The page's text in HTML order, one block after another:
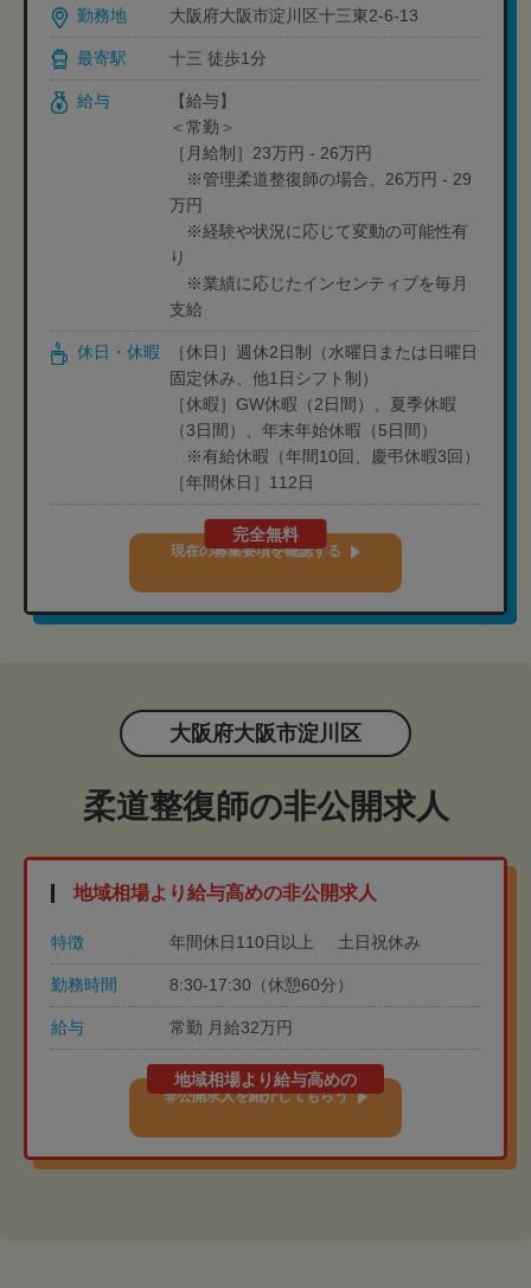
勤務地 大阪府大阪市淀川区十三東2-6-13
最寄駅 十三 徒歩1分
給与
【給与】
＜常勤＞
［月給制］23万円 - 26万円
※管理柔道整復師の場合、26万円 - 29
万円
※経験や状況に応じて変動の可能性有
り
※業績に応じたインセンティブを毎月
支給
休日・休暇
［休日］週休2日制（水曜日または日曜日
固定休み、他1日シフト制）
［休暇］GW休暇（2日間）、夏季休暇
（3日間）、年末年始休暇（5日間）
※有給休暇（年間10回、慶弔休暇3回）
［年間休日］112日
完全無料
現在の募集要項を確認する
大阪府大阪市淀川区
柔道整復師の非公開求人
地域相場より給与高めの非公開求人
特徴 年間休日110日以上 土日祝休み
勤務時間 8:30-17:30（休憩60分）
給与 常勤 月給32万円
地域相場より給与高めの
非公開求人を紹介してもらう